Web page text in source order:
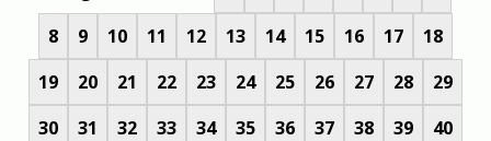
8
9 10 11 12 13 14 15 16 17
18
19
20 21 22 23 24 25 26 27 28
29
30
31 32 33 34 35 36 37 38 39
40